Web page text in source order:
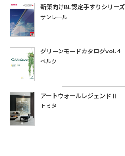
新築向けBL認定手すりシリーズ
サンレール
グリーンモードカタログvol.4
ベルク
アートウォールレジェンドⅡ
トミタ